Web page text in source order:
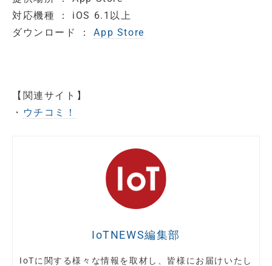
対応機種 ： iOS 6.1以上
ダウンロード ：App Store
【関連サイト】
・ ウチコミ！
IoTNEWS編集部
IoTに関する様々な情報を取材し、皆様にお届けいたし